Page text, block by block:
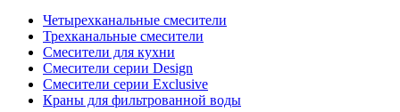
Четырехканальные смесители
Трехканальные смесители
Смесители для кухни
Смесители серии Design
Смесители серии Exclusive
Краны для фильтрованной воды